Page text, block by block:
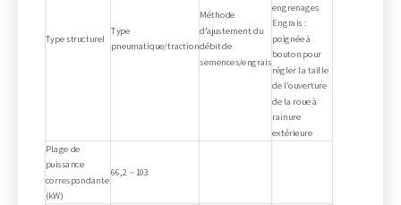
Type structurel
Type
pneumatique/traction
Méthode
d’ajustement du
débit de
semences/engrais
engrenages
Engrais :
poignée à
bouton pour
régler la taille
de l'ouverture
de la roue à
rainure
extérieure
Plage de
puissance
correspondante
(kW)
66,2 ~ 103